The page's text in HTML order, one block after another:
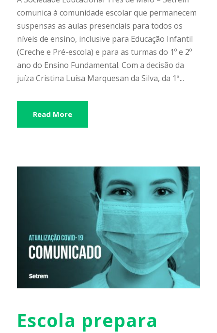
comunica à comunidade escolar que permanecem
suspensas as aulas presenciais para todos os
níveis de ensino, inclusive para Educação Infantil
(Creche e Pré-escola) e para as turmas do 1º e 2º
ano do Ensino Fundamental. Com a decisão da
juíza Cristina Luísa Marquesan da Silva, da 1ª...
Read More
Escola prepara